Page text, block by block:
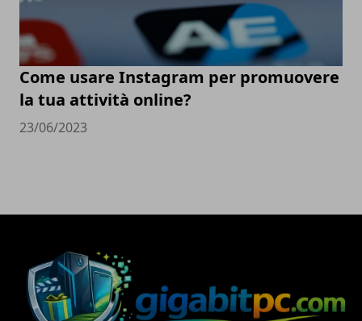
Come usare Instagram per promuovere
la tua attività online?
23/06/2023